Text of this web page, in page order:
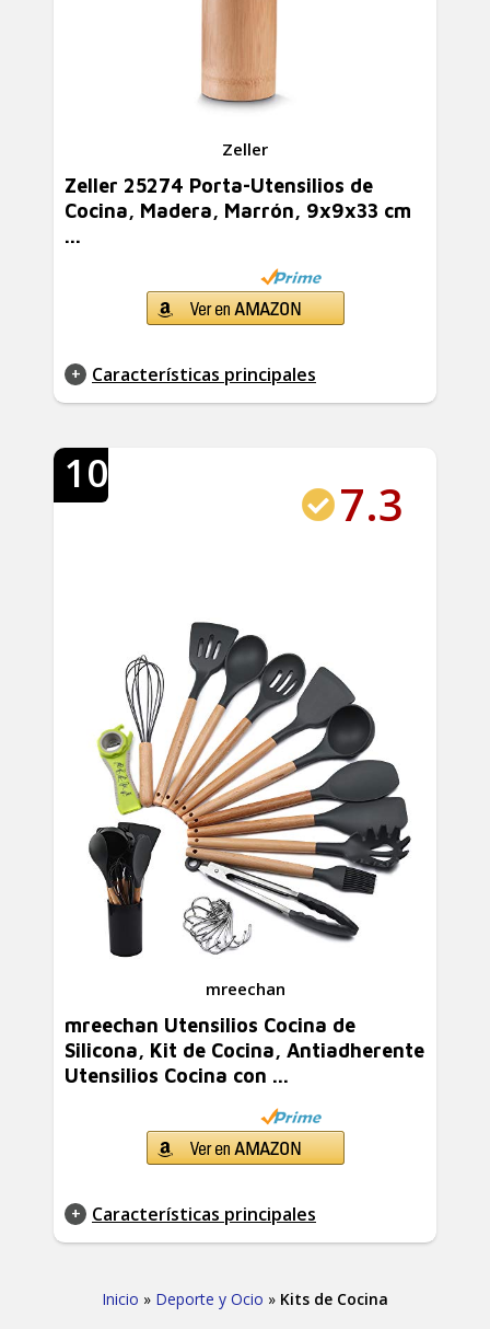
Zeller
Zeller 25274 Porta-Utensilios de
Cocina, Madera, Marrón, 9x9x33 cm
...
Características principales
10
7.3
mreechan
mreechan Utensilios Cocina de
Silicona, Kit de Cocina, Antiadherente
Utensilios Cocina con ...
Características principales
Inicio » Deporte y Ocio » Kits de Cocina